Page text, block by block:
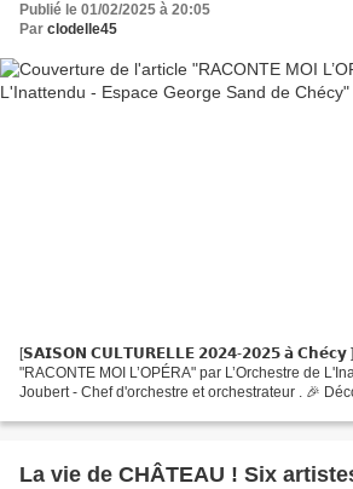
Publié le 01/02/2025 à 20:05
Par clodelle45
[𝗦𝗔𝗜𝗦𝗢𝗡 𝗖𝗨𝗟𝗧𝗨𝗥𝗘𝗟𝗟𝗘 𝟮𝟬𝟮𝟰-𝟮𝟬𝟮𝟱 𝗮̀ 𝗖𝗵𝗲́𝗰𝘆 ]
"RACONTE MOI L’OPÉRA" par L’Orchestre de
Joubert - Chef d'orchestre et orchestrateur . 🎉
La vie de CHÂTEAU ! Six